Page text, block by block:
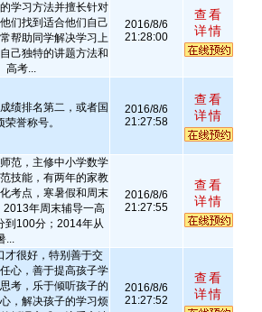
学习方法并擅长针对
们找到适合他们自己
帮助同学解决学习上
己独特的讲题方法和
高考...
2016/8/6
21:28:00
查看
详情
绩排名第二，或者国
誉称号。
2016/8/6
21:27:58
查看
详情
范，主修中小学数学
技能，有两年的家教
考点，寒暑假和周末
年周末辅导一高
到100分；2014年从
...
2016/8/6
21:27:55
查看
详情
才很好，特别善于交
心，善于提高孩子学
考，乐于倾听孩子的
，解决孩子的学习烦
2016/8/6
21:27:52
查看
详情